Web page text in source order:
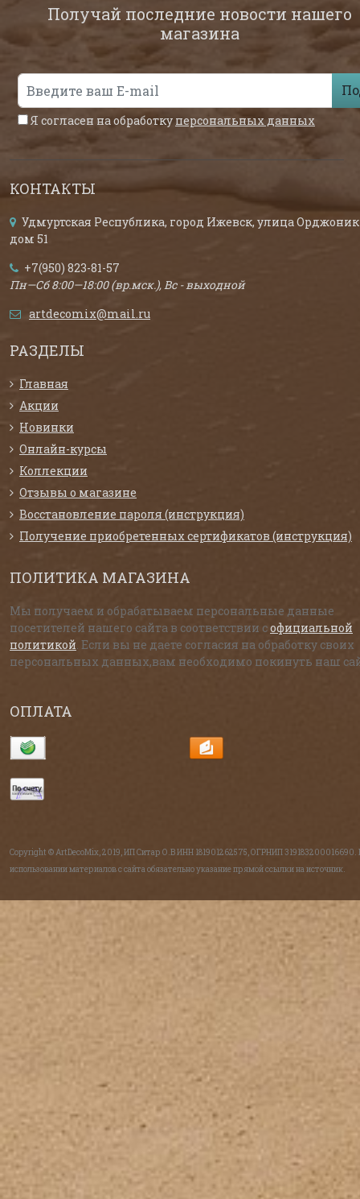
Получай последние новости нашего
магазина
Я согласен на обработку персональных данных
КОНТАКТЫ
Удмуртская Республика, город Ижевск, улица
дом 51
+7(950) 823-81-57
Пн—Сб 8:00—18:00 (вр.мск.), Вс - выходной
artdecomix@mail.ru
РАЗДЕЛЫ
Главная
Акции
Новинки
Онлайн-курсы
Коллекции
Отзывы о магазине
Восстановление пароля (инструкция)
Получение приобретенных сертификатов (инструкция)
ПОЛИТИКА МАГАЗИНА
Мы получаем и обрабатываем персональные данные
посетителей нашего сайта в соответствии софициальной
политикой . Если вы не даете согласия на обработку своих
персональных данных,вам необходимо покинуть наш
ОПЛАТА
Copyright © ArtDecoMix, 2019, ИП Ситар О.В ИНН 181901262575, ОГРНИП 319183200016690.
использовании материалов с сайта обязательно указание прямой ссылки на источник.